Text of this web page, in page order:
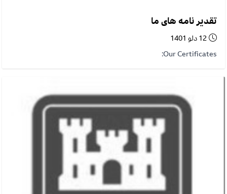
تقدیر نامه های ما
12 دلو 1401
Our Certificates: